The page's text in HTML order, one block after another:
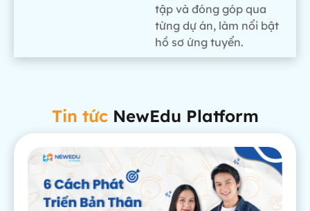
tập và đóng góp qua
từng dự án, làm nổi bật
hồ sơ ứng tuyển.
Tin tứcNewEdu Platform